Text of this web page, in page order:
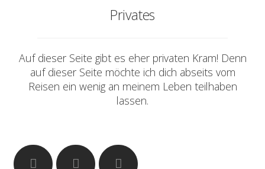
Privates
Auf dieser Seite gibt es eher privaten Kram! Denn
auf dieser Seite möchte ich dich abseits vom
Reisen ein wenig an meinem Leben teilhaben
lassen.